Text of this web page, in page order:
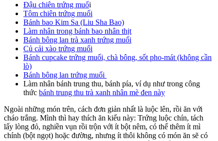
Đậu chiên trứng muối
Tôm chiên trứng muối
Bánh bao Kim Sa (Liu Sha Bao)
Làm nhân trong bánh bao nhân thịt
Bánh bông lan trà xanh trứng muối
Củ cải xào trứng muối
Bánh cupcake trứng muối, chà bông, sốt pho-mát (không cần
lò)
Bánh bông lan trứng muối
Làm nhân bánh trung thu, bánh pía, ví dụ như trong công
thức bánh trung thu trà xanh nhân mè đen này
Ngoài những món trên, cách đơn giản nhất là luộc lên, rồi ăn với
cháo trắng. Mình thì hay thích ăn kiểu này: Trứng luộc chín, tách
lấy lòng đỏ, nghiền vụn rồi trộn với ít bột nêm, có thể thêm ít mì
chính (bột ngọt) hoặc đường, nhưng ít thôi không có món ăn sẽ có